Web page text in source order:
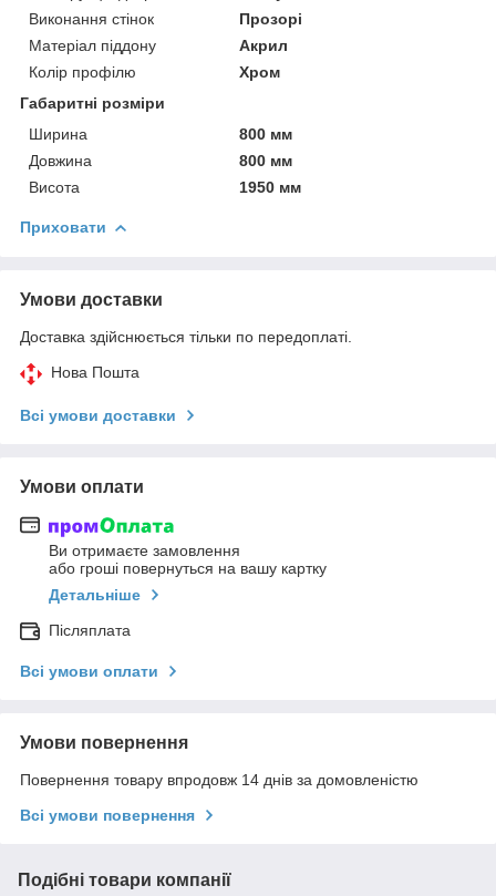
Виконання стінок
Прозорі
Матеріал піддону
Акрил
Колір профілю
Хром
Габаритні розміри
Ширина
800 мм
Довжина
800 мм
Висота
1950 мм
Приховати
Умови доставки
Доставка здійснюється тільки по передоплаті.
Нова Пошта
Всі умови доставки
Умови оплати
Ви отримаєте замовлення
або гроші повернуться на вашу картку
Детальніше
Післяплата
Всі умови оплати
Умови повернення
Повернення товару впродовж 14 днів за домовленістю
Всі умови повернення
Подібні товари компанії